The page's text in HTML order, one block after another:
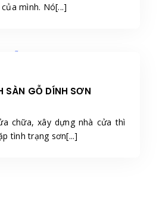
mình. Nó[...]
SÀN GỖ DÍNH SƠN
chữa, xây dựng nhà cửa thì
tình trạng sơn[...]